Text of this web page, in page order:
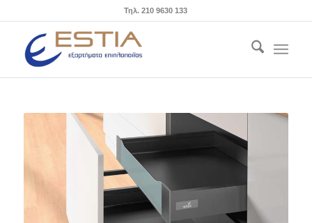
Τηλ. 210 9630 133